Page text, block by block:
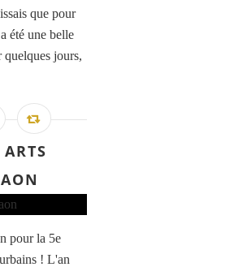
que pour
été une belle
quelques jours,
pour la 5e
! L'an